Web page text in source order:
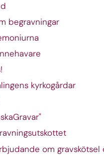
begravningar
kyrkogårdar
om